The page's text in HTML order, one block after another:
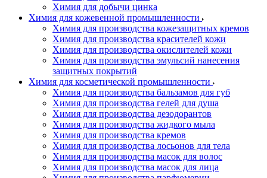
Химия для добычи цинка
Химия для кожевенной промышленности
Химия для производства кожезащитных кремов
Химия для производства красителей кожи
Химия для производства окислителей кожи
Химия для производства эмульсий нанесения
защитных покрытий
Химия для косметической промышленности
Химия для производства бальзамов для губ
Химия для производства гелей для душа
Химия для производства дезодорантов
Химия для производства жидкого мыла
Химия для производства кремов
Химия для производства лосьонов для тела
Химия для производства масок для волос
Химия для производства масок для лица